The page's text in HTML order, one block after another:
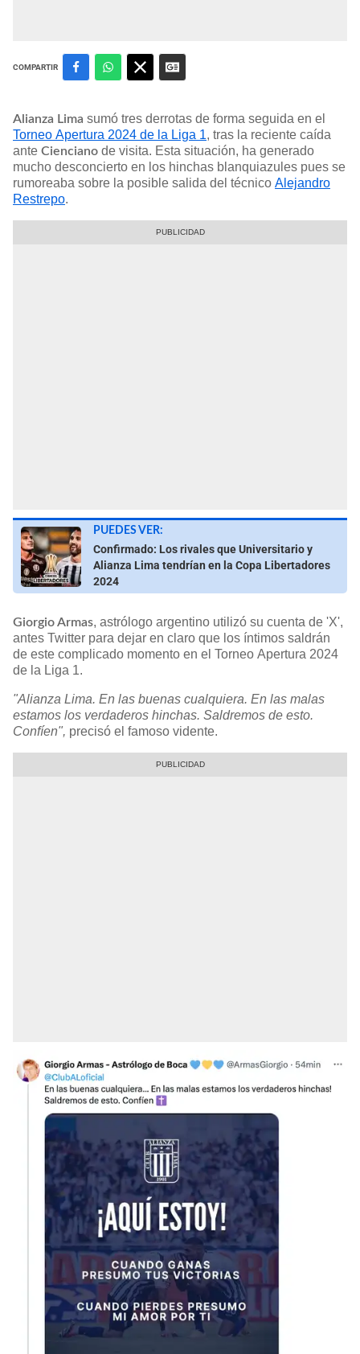
COMPARTIR
Alianza Lima sumó tres derrotas de forma seguida en el
Torneo Apertura 2024 de la Liga 1, tras la reciente caída
ante Cienciano de visita. Esta situación, ha generado
mucho desconcierto en los hinchas blanquiazules pues se
rumoreaba sobre la posible salida del técnico Alejandro
Restrepo.
PUEDES VER:
Confirmado: Los rivales que Universitario y
Alianza Lima tendrían en la Copa Libertadores
2024
Giorgio Armas, astrólogo argentino utilizó su cuenta de 'X',
antes Twitter para dejar en claro que los íntimos saldrán
de este complicado momento en el Torneo Apertura 2024
de la Liga 1.
"Alianza Lima. En las buenas cualquiera. En las malas
estamos los verdaderos hinchas. Saldremos de esto.
Confíen", precisó el famoso vidente.